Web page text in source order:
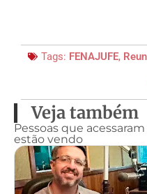
Tags: FENAJUFE,
Veja também
Pessoas que
estão vendo